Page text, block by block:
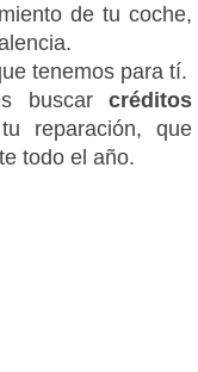
de tu coche,
tenemos para tí.
buscar créditos
reparación, que
todo el año.